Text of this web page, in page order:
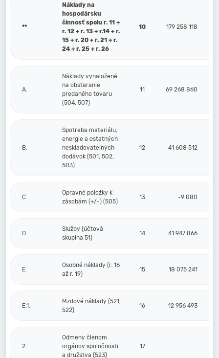
**
Náklady na
hospodársku
činnosť spolu r. 11 +
r. 12 + r. 13 + r.14 + r.
15 + r. 20 + r. 21 + r.
24 + r. 25 + r. 26
10 179 258 118
A.
Náklady vynaložené
na obstaranie
predaného tovaru
(504, 507)
11 69 268 860
B.
Spotreba materiálu,
energie a ostatných
neskladovateľných
dodávok (501, 502,
503)
12 41 608 512
C
Opravné položky k
zásobám (+/-) (505)
13 -9 080
D.
Služby (účtová
skupina 51)
14 41 947 866
E.
Osobné náklady (r. 16
až r. 19)
15 18 075 241
E.1.
Mzdové náklady (521,
522)
16 12 956 493
2.
Odmeny členom
orgánov spoločnosti
a družstva (523)
17